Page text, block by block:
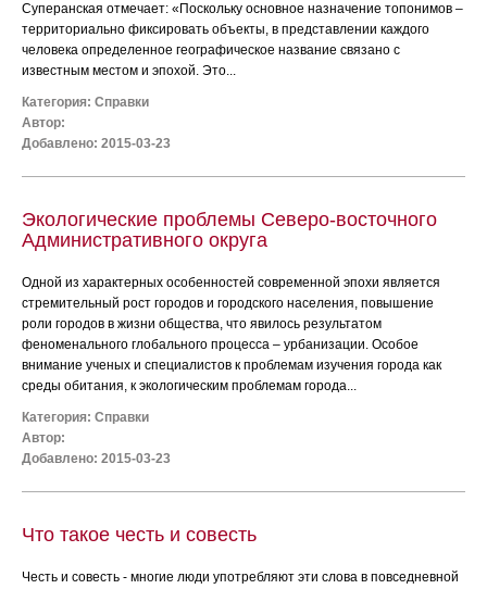
Суперанская отмечает: «Поскольку основное назначение топонимов –
территориально фиксировать объекты, в представлении каждого
человека определенное географическое название связано с
известным местом и эпохой. Это...
Категория: Справки
Автор:
Добавлено: 2015-03-23
Экологические проблемы Северо-восточного
Административного округа
Одной из характерных особенностей современной эпохи является
стремительный рост городов и городского населения, повышение
роли городов в жизни общества, что явилось результатом
феноменального глобального процесса – урбанизации. Особое
внимание ученых и специалистов к проблемам изучения города как
среды обитания, к экологическим проблемам города...
Категория: Справки
Автор:
Добавлено: 2015-03-23
Что такое честь и совесть
Честь и совесть - многие люди употребляют эти слова в повседневной